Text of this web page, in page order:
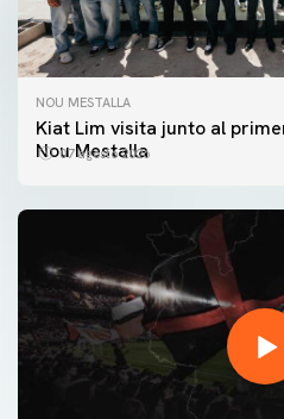
NOU MESTALLA
Kiat Lim visita junto al
Nou Mestalla
07 agosto 2026